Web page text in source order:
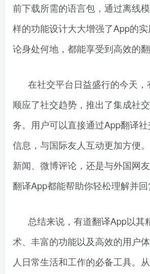
前下载所需的语言包，通过离线
样的功能设计大大增强了App的
论身处何地，都能享受到高效的翻
在社交平台日益盛行的今天
顺应了社交趋势，推出了集成社
务。用户可以直接通过App翻译
信息，与国际友人互动更加方便
新闻、微博评论，还是与外国网
翻译App都能帮助你轻松理解并回
总结来说，有道翻译App以其
术、丰富的功能以及高效的用户
人日常生活和工作的必备工具。